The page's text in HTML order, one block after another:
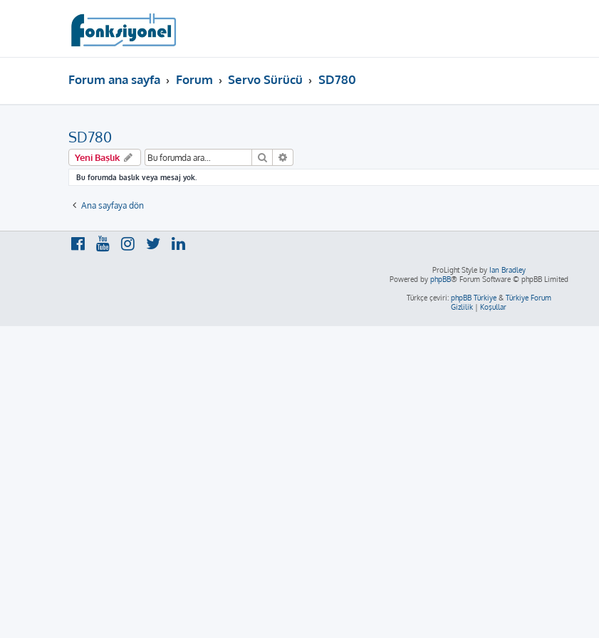
Forum ana sayfa Forum Servo Sürücü SD780
SD780
Yeni Başlık Ara
Bu forumda başlık veya mesaj yok.
Ana sayfaya dön
ProLight Style by Ian Bradley
Powered by phpBB® Forum Software © phpBB Limited
Türkçe çeviri: phpBB Türkiye& Türkiye Forum
Gizlilik | Koşullar